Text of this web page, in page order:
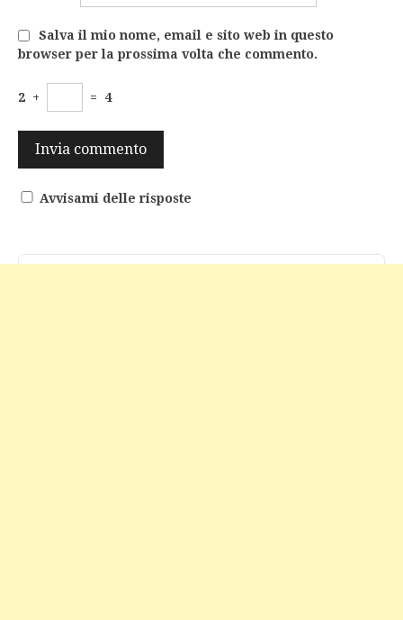
Salva il mio nome, email e sito web in questo
browser per la prossima volta che commento.
2 + = 4
Avvisami delle risposte